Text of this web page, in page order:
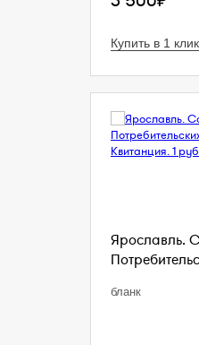
Купить в 1 клик
Ярославль.
бланк